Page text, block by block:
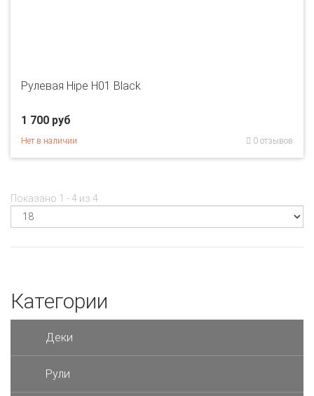
Рулевая Hipe H01 Black
1 700 руб
Нет в наличии 0 отзывов
Показано 1 - 4 из 4
Категории
Деки
Рули